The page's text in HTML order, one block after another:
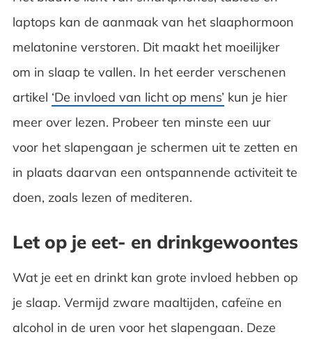
laptops kan de aanmaak van het slaaphormoon
melatonine verstoren. Dit maakt het moeilijker
om in slaap te vallen. In het eerder verschenen
artikel ‘De invloed van licht op mens’ kun je hier
meer over lezen. Probeer ten minste een uur
voor het slapengaan je schermen uit te zetten en
in plaats daarvan een ontspannende activiteit te
doen, zoals lezen of mediteren.
Let op je eet- en drinkgewoontes
Wat je eet en drinkt kan grote invloed hebben op
je slaap. Vermijd zware maaltijden, cafeïne en
alcohol in de uren voor het slapengaan. Deze